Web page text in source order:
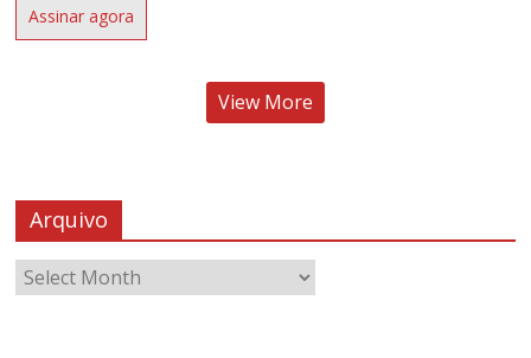
Assinar agora
View More
Arquivo